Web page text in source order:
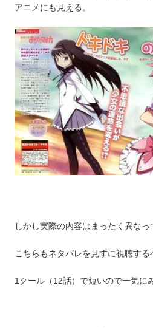
アニメにも見える。
しかし実際の内容はまったく異なっ
こちらもネタバレを見ずに視聴する
1クール（12話）で短いので一気に